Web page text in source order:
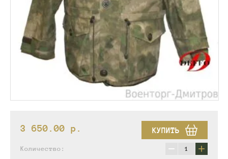
3 650.00 p. КУПИТЬ
Количество: − +